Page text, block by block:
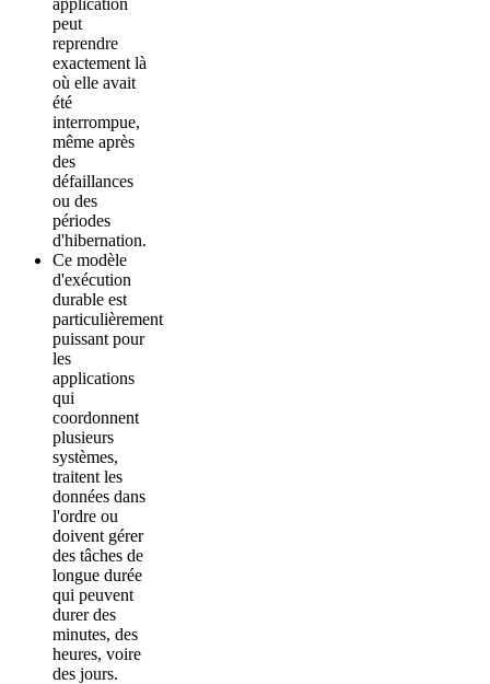
peut
reprendre
exactement là
où elle avait
été
interrompue,
même après
des
défaillances
ou des
périodes
d'hibernation.
Ce modèle
d'exécution
durable est
particulièrement
puissant pour
les
applications
qui
coordonnent
plusieurs
systèmes,
traitent les
données dans
l'ordre ou
doivent gérer
des tâches de
longue durée
qui peuvent
durer des
minutes, des
heures, voire
des jours.